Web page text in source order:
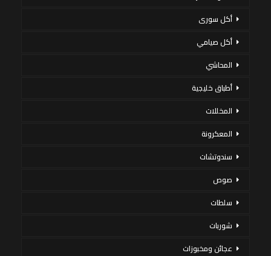
أكل سورى
أكل صيامي
المحاشي
أطباق خليجية
المخللات
المعكرونة
سندوتشات
صوص
سلطات
شوربات
عجائن ومخبوزات